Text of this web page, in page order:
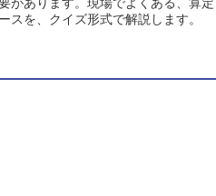
スを、クイズ形式で解説します。